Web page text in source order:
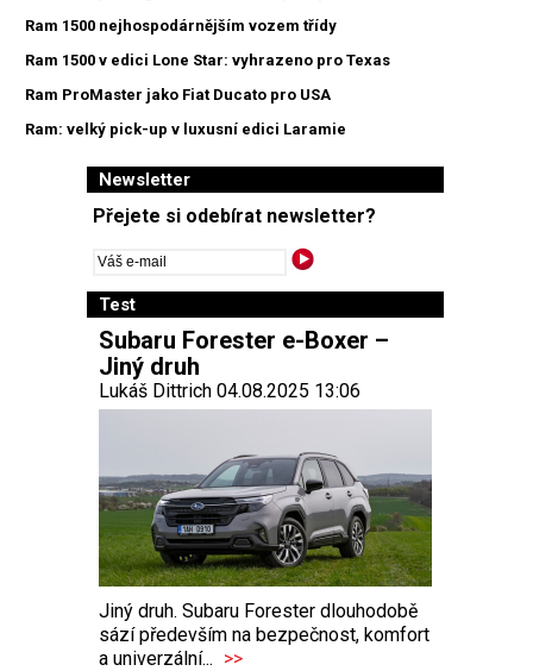
Ram 1500 nejhospodárnějším vozem třídy
Ram 1500 v edici Lone Star: vyhrazeno pro Texas
Ram ProMaster jako Fiat Ducato pro USA
Ram: velký pick-up v luxusní edici Laramie
Newsletter
Přejete si odebírat newsletter?
Test
Subaru Forester e-Boxer –
Jiný druh
Lukáš Dittrich 04.08.2025 13:06
Jiný druh. Subaru Forester dlouhodobě
sází především na bezpečnost, komfort
a univerzální... >>